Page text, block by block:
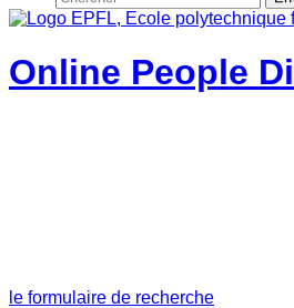
Online People
le formulaire de recherche